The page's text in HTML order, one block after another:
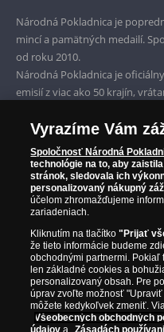
Garancia najvyššej kvality
Iba originálne produkty
Národná Pokladnica je
mincí a pamätných medailí.
od roku 2010.
Národná Pokladnica je
emisií z viac ako 50 krajín,
Parížska mincovňa, Nórska
Austrálska mincovňa Perth.
zberateľom garantuje, že
prvotriednej kvalite, čo je
autentickosti.
Vyrazíme Vám
Spoločnosť Národná
technológie na to, aby
stránok, sledovala ich
personalizovaný nákupný
účelom zhromažďujeme
zariadeniach.
Kliknutím na tlačítko"Prijať
že tieto informácie budeme
obchodnými partnermi.
len základné cookies a
personalizovaný obsah. Pre
úprav zvoľte možnosť
môžete kedykoľvek zmeniť.
Všeobecných obchodných
údajov a Zásadách